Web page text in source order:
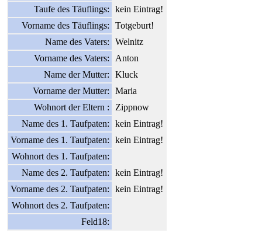
Taufe des Täuflings:
kein Eintrag!
Vorname des Täuflings:
Totgeburt!
Name des Vaters:
Welnitz
Vorname des Vaters:
Anton
Name der Mutter:
Kluck
Vorname der Mutter:
Maria
Wohnort der Eltern :
Zippnow
Name des 1. Taufpaten:
kein Eintrag!
Vorname des 1. Taufpaten:
kein Eintrag!
Wohnort des 1. Taufpaten:
Name des 2. Taufpaten:
kein Eintrag!
Vorname des 2. Taufpaten:
kein Eintrag!
Wohnort des 2. Taufpaten:
Feld18: